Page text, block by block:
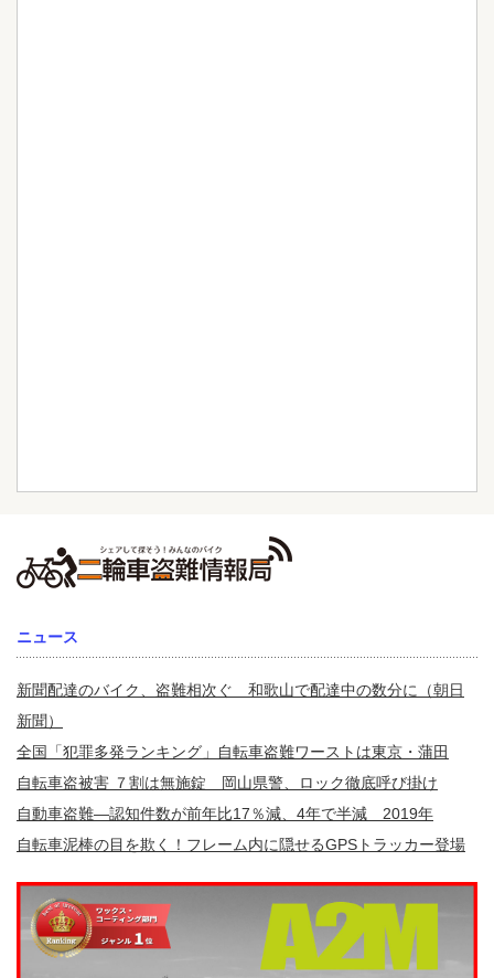
ニュース
新聞配達のバイク、盗難相次ぐ 和歌山で配達中の数分に（朝日
新聞）
全国「犯罪多発ランキング」自転車盗難ワーストは東京・蒲田
自転車盗被害 ７割は無施錠 岡山県警、ロック徹底呼び掛け
自動車盗難—認知件数が前年比17％減、4年で半減 2019年
自転車泥棒の目を欺く！フレーム内に隠せるGPSトラッカー登場